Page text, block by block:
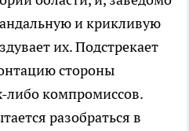
и крикливую
их. Подстрекает
стороны
либо компромиссов.
разобраться в